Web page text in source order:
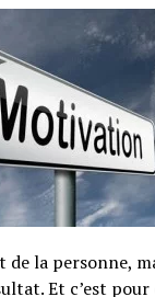
de la personne,
Et c’est pour